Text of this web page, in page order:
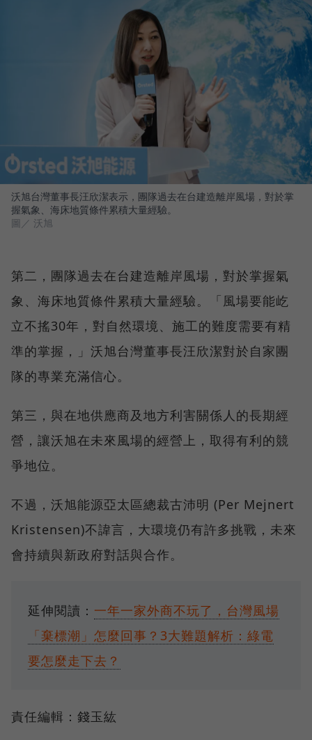
沃旭台灣董事長汪欣潔表示，團隊過去在台建造離岸風場，對於掌
握氣象、海床地質條件累積大量經驗。
圖／ 沃旭
第二，團隊過去在台建造離岸風場，對於掌握氣
象、海床地質條件累積大量經驗。「風場要能屹
立不搖30年，對自然環境、施工的難度需要有精
準的掌握，」沃旭台灣董事長汪欣潔對於自家團
隊的專業充滿信心。
第三，與在地供應商及地方利害關係人的長期經
營，讓沃旭在未來風場的經營上，取得有利的競
爭地位。
不過，沃旭能源亞太區總裁古沛明 (Per Mejnert
Kristensen)不諱言，大環境仍有許多挑戰，未來
會持續與新政府對話與合作。
延伸閱讀： 一年一家外商不玩了，台灣風場
「棄標潮」怎麼回事？3大難題解析：綠電
要怎麼走下去？
責任編輯：錢玉紘